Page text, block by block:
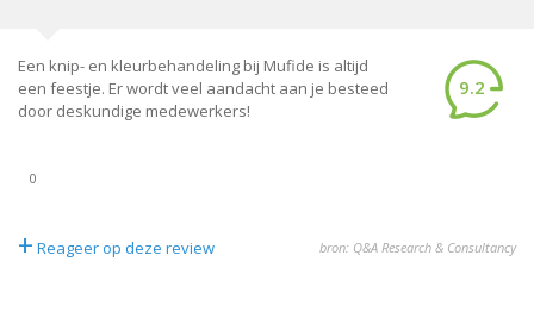
Een knip- en kleurbehandeling bij Mufide is altijd
een feestje. Er wordt veel aandacht aan je besteed
door deskundige medewerkers!
9.2
0
+ Reageer op deze review bron: Q&A Research & Consultancy